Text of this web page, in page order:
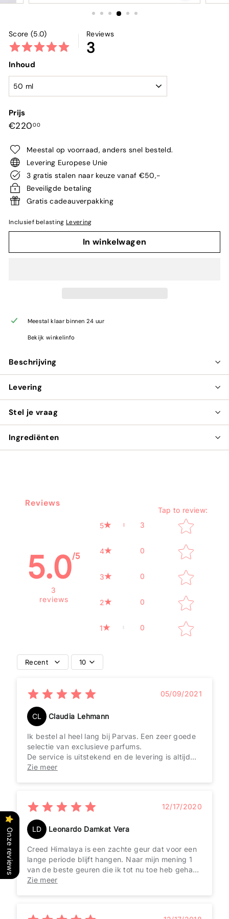
Score (5.0) Reviews
3
Inhoud
Prijs
Normale
€22000€220,00
Meestal op voorraad, anders snel besteld.
Levering Europese Unie
3 gratis stalen naar keuze vanaf €50,-
Beveiligde betaling
Gratis cadeauverpakking
Inclusief belasting Levering
In winkelwagen
Meestal klaar binnen 24 uur
Bekijk winkelinfo
Beschrijving
Levering
Stel je vraag
Ingrediënten
Reviews
5.0/5
3
reviews
5 3
4 0
3 0
2 0
1 0
Tap to review:
Star rating
Recent 10
05/09/2021
CL Claudia Lehmann
Ik bestel al heel lang bij Parvas. Een zeer goede
selectie van exclusieve parfums.
De service is uitstekend en de levering is altijd
correct en zeer snel. Gefeliciteerd met deze
Zie meer
12/17/2020
LD Leonardo Damkat Vera
Creed Himalaya is een zachte geur dat voor een
lange periode blijft hangen. Naar mijn mening 1
van de beste geuren die ik tot nu toe heb gehad.
Himalaya is een geweldig discreet luxe geur die
Zie meer
Onze reviews